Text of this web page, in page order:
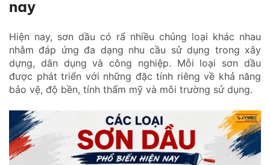
nay
Hiện nay, sơn dầu có rẩ nhiều chủng loại khác nhau
nhằm đáp ứng đa dạng nhu cầu sử dụng trong xây
dựng, dân dụng và công nghiệp. Mỗi loại sơn dầu
được phát triển với những đặc tính riêng về khả năng
bảo vệ, độ bền, tính thẩm mỹ và môi trường sử dụng.